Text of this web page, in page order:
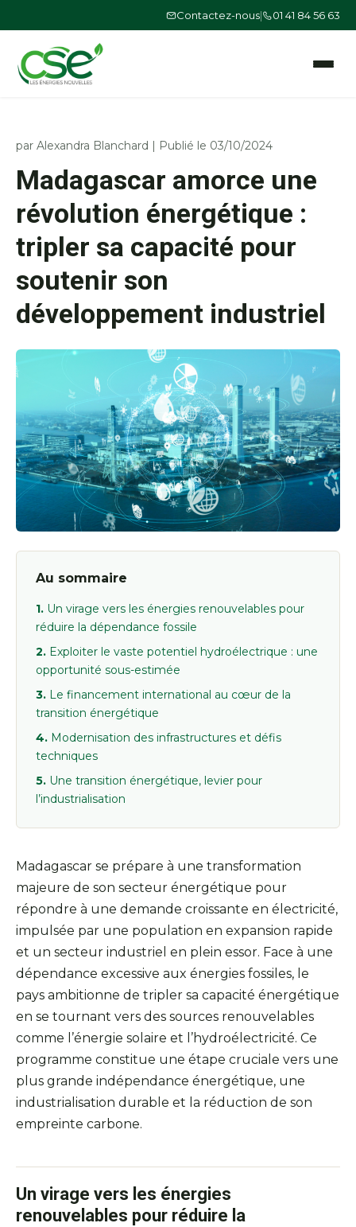
Contactez-nous| 01 41 84 56 63
Ouvrir le
par Alexandra Blanchard | Publié le 03/10/2024
Madagascar amorce une
révolution énergétique :
tripler sa capacité pour
soutenir son
développement industriel
Au sommaire
Un virage vers les énergies renouvelables pour
réduire la dépendance fossile
Exploiter le vaste potentiel hydroélectrique : une
opportunité sous-estimée
Le financement international au cœur de la
transition énergétique
Modernisation des infrastructures et défis
techniques
Une transition énergétique, levier pour
l’industrialisation
Madagascar se prépare à une transformation
majeure de son secteur énergétique pour
répondre à une demande croissante en électricité,
impulsée par une population en expansion rapide
et un secteur industriel en plein essor. Face à une
dépendance excessive aux énergies fossiles, le
pays ambitionne de tripler sa capacité énergétique
en se tournant vers des sources renouvelables
comme l’énergie solaire et l’hydroélectricité. Ce
programme constitue une étape cruciale vers une
plus grande indépendance énergétique, une
industrialisation durable et la réduction de son
empreinte carbone.
Un virage vers les énergies
renouvelables pour réduire la